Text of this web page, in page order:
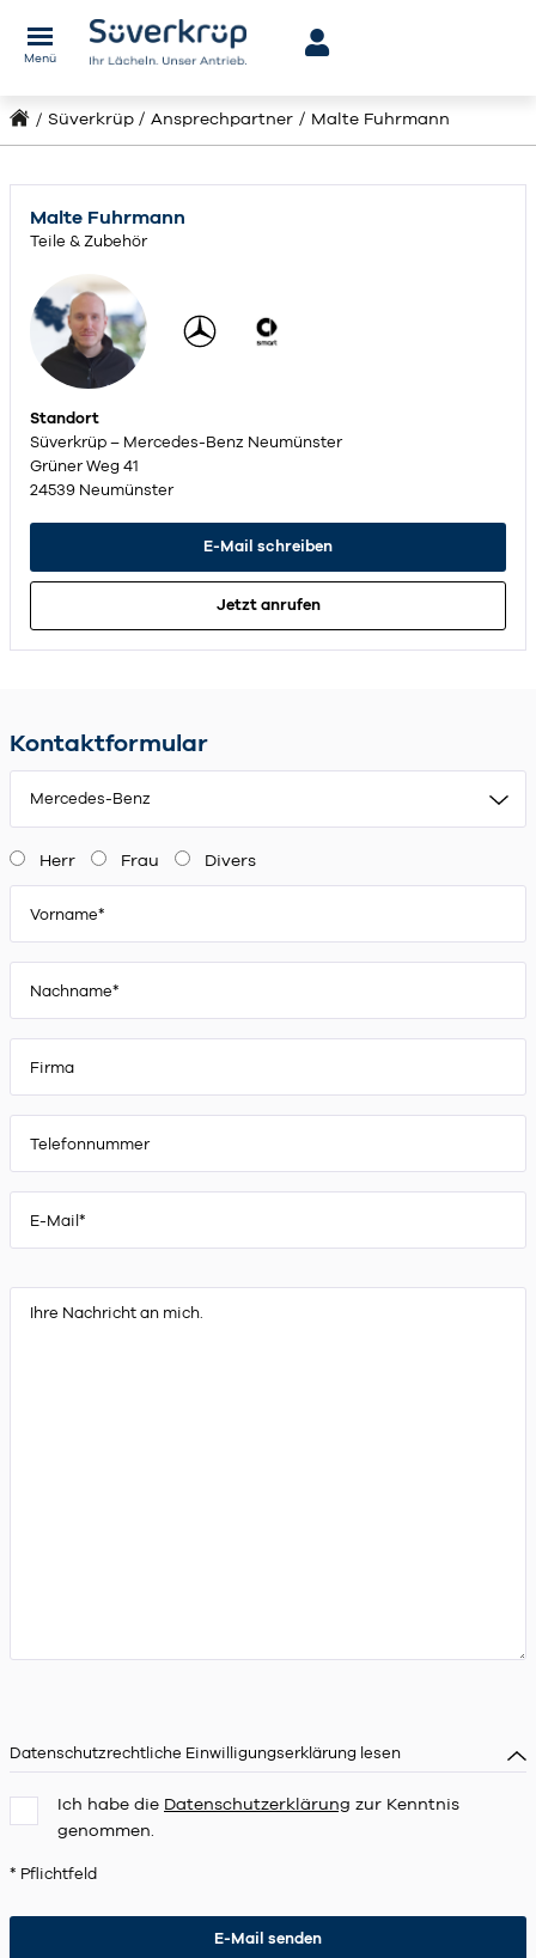
Menü
Süverkrüp Ansprechpartner Malte Fuhrmann
Malte Fuhrmann
Teile & Zubehör
Standort
Süverkrüp – Mercedes-Benz Neumünster
Grüner Weg 41
24539 Neumünster
E-Mail schreiben
Jetzt anrufen
Kontaktformular
Mercedes-Benz
Herr Frau Divers
Datenschutzrechtliche Einwilligungserklärung lesen
Ich habe die Datenschutzerklärung zur Kenntnis
genommen.
* Pflichtfeld